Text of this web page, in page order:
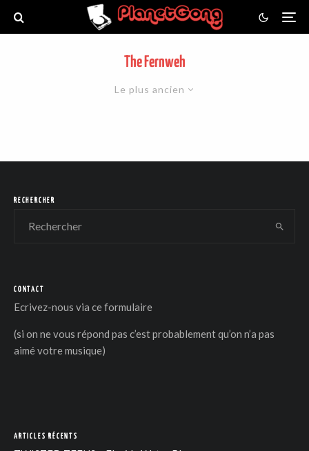
The Fernweh
Le plus ancien
RECHERCHER
CONTACT
Ecrivez-nous via ce formulaire
(si on ne vous répond pas c’est probablement qu’on n’a pas
aimé votre musique)
ARTICLES RÉCENTS